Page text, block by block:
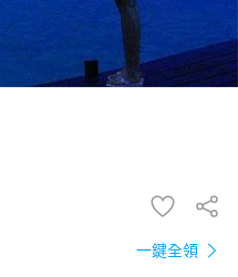
一鍵全領